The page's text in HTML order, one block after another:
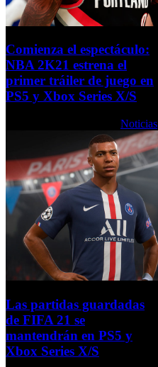
Comienza el espectáculo:
NBA 2K21 estrena el
primer tráiler de juego en
PS5 y Xbox Series X/S
Noticias
Las partidas guardadas
de FIFA 21 se
mantendrán en PS5 y
Xbox Series X/S